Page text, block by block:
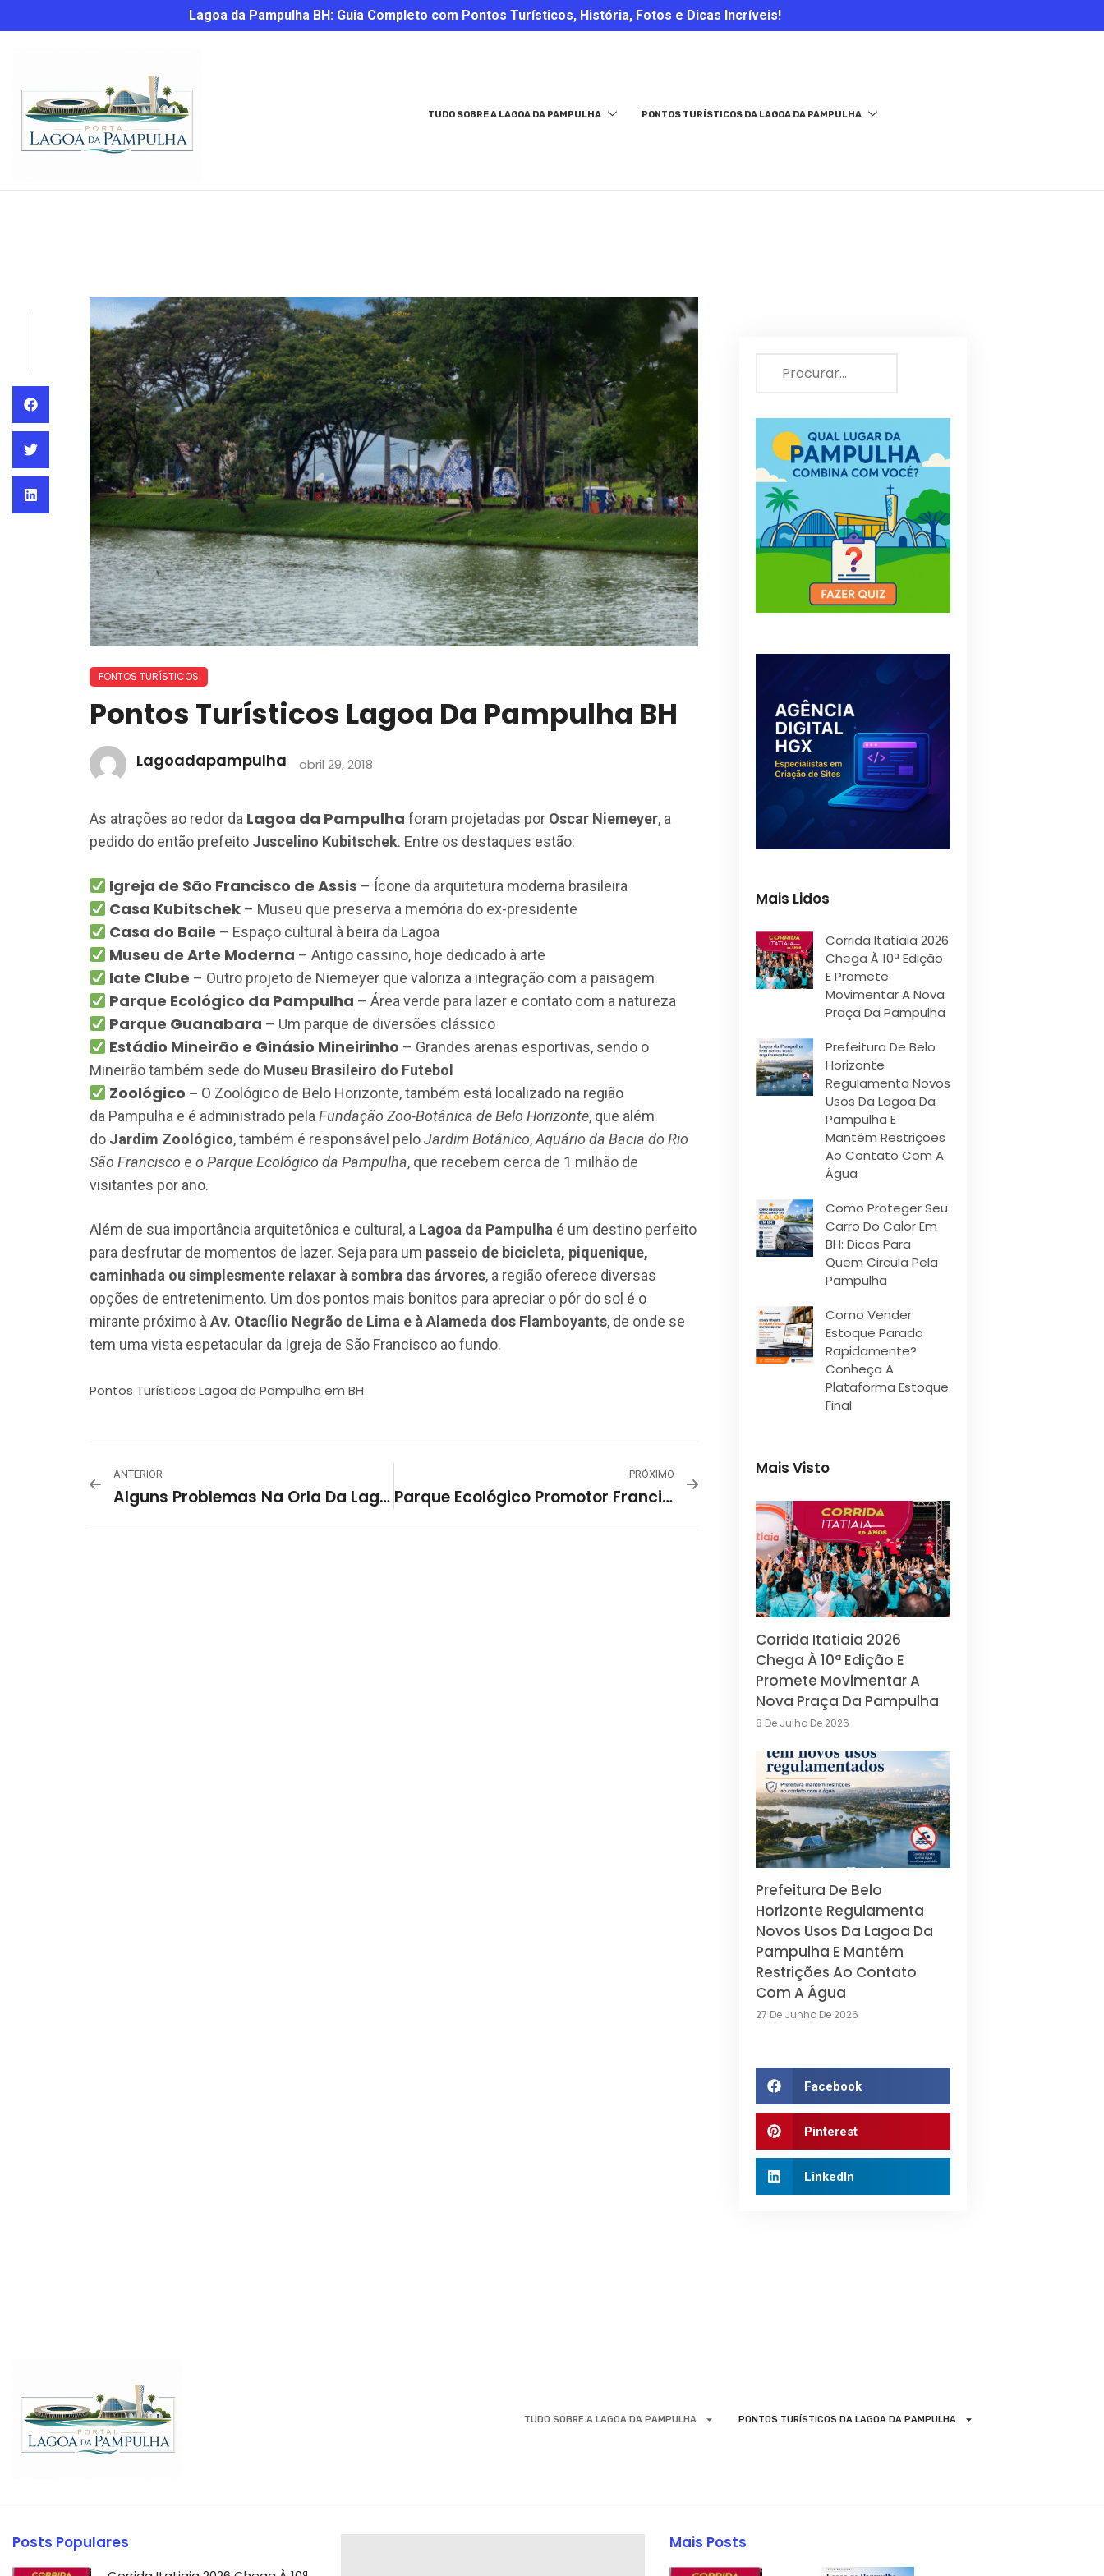
Lagoa da Pampulha BH: Guia Completo com Pontos Turísticos, História, Fotos e Dicas Incríveis!
TUDO SOBRE A LAGOA DA PAMPULHA PONTOS TURÍSTICOS DA LAGOA DA PAMPULHA
PONTOS TURÍSTICOS
Pontos Turísticos Lagoa Da Pampulha BH
Lagoadapampulha abril 29, 2018
As atrações ao redor da Lagoa da Pampulha foram projetadas por Oscar Niemeyer, a
pedido do então prefeito Juscelino Kubitschek. Entre os destaques estão:
Igreja de São Francisco de Assis – Ícone da arquitetura moderna brasileira
Casa Kubitschek – Museu que preserva a memória do ex-presidente
Casa do Baile – Espaço cultural à beira da Lagoa
Museu de Arte Moderna – Antigo cassino, hoje dedicado à arte
Iate Clube – Outro projeto de Niemeyer que valoriza a integração com a paisagem
Parque Ecológico da Pampulha – Área verde para lazer e contato com a natureza
Parque Guanabara – Um parque de diversões clássico
Estádio Mineirão e Ginásio Mineirinho – Grandes arenas esportivas, sendo o
Mineirão também sede do Museu Brasileiro do Futebol
Zoológico – O Zoológico de Belo Horizonte, também está localizado na região
da Pampulha e é administrado pela Fundação Zoo-Botânica de Belo Horizonte, que além
do Jardim Zoológico, também é responsável peloJardim Botânico,Aquário da Bacia do Rio
São Francisco e o Parque Ecológico da Pampulha, que recebem cerca de 1 milhão de
visitantes por ano.
Além de sua importância arquitetônica e cultural, a Lagoa da Pampulha é um destino perfeito
para desfrutar de momentos de lazer. Seja para um passeio de bicicleta, piquenique,
caminhada ou simplesmente relaxar à sombra das árvores, a região oferece diversas
opções de entretenimento. Um dos pontos mais bonitos para apreciar o pôr do sol é o
mirante próximo à Av. Otacílio Negrão de Lima e à Alameda dos Flamboyants, de onde se
tem uma vista espetacular da Igreja de São Francisco ao fundo.
Pontos Turísticos Lagoa da Pampulha em BH
ANTERIOR
Alguns Problemas Na Orla Da Lagoa Da Pampulha Ainda Persistem
PRÓXIMO
Parque Ecológico Promotor Francisco Lins Do Rego
Mais Lidos
Corrida Itatiaia 2026
Chega À 10ª Edição
E Promete
Movimentar A Nova
Praça Da Pampulha
Prefeitura De Belo
Horizonte
Regulamenta Novos
Usos Da Lagoa Da
Pampulha E
Mantém Restrições
Ao Contato Com A
Água
Como Proteger Seu
Carro Do Calor Em
BH: Dicas Para
Quem Circula Pela
Pampulha
Como Vender
Estoque Parado
Rapidamente?
Conheça A
Plataforma Estoque
Final
Mais Visto
Corrida Itatiaia 2026
Chega À 10ª Edição E
Promete Movimentar A
Nova Praça Da Pampulha
8 De Julho De 2026
Prefeitura De Belo
Horizonte Regulamenta
Novos Usos Da Lagoa Da
Pampulha E Mantém
Restrições Ao Contato
Com A Água
27 De Junho De 2026
Facebook
Pinterest
LinkedIn
TUDO SOBRE A LAGOA DA PAMPULHA PONTOS TURÍSTICOS DA LAGOA DA PAMPULHA
Posts Populares Mais Posts